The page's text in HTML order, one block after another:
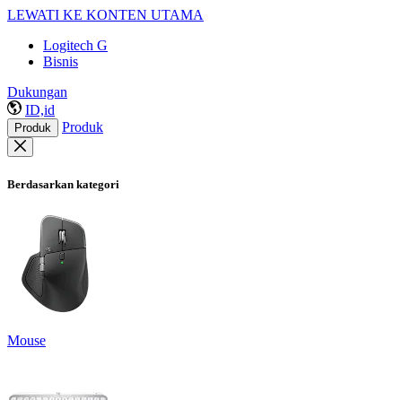
LEWATI KE KONTEN UTAMA
Logitech G
Bisnis
Dukungan
ID,id
Produk Produk
Berdasarkan kategori
Mouse